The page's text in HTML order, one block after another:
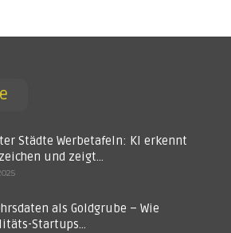
Städte Werbetafeln: KI erkennt
und zeigt…
als Goldgrube – Wie
Startups…